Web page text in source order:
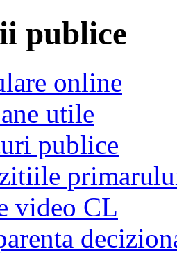
publice
online
utile
publice
video CL